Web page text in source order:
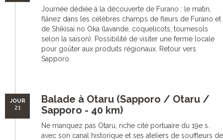
Journée dédiée à la découverte de Furano : le matin,
flânez dans les célèbres champs de fleurs de Furano et
de Shikisai no Oka (lavande, coquelicots, tournesols
selon la saison). Possibilité de visiter une ferme locale
pour goûter aux produits régionaux. Retour vers
Sapporo.
JOUR
21
Balade à Otaru (Sapporo / Otaru /
Sapporo - 40 km)
Ne manquez pas Otaru, riche cité portuaire du 19e s.
avec son canal historique et ses ateliers de souffleurs de